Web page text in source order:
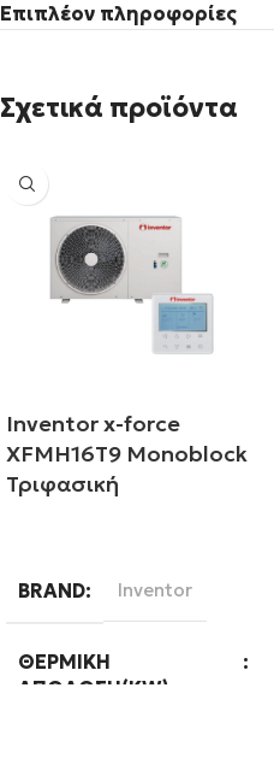
Επιπλέον πληροφορίες
Σχετικά προϊόντα
Inventor x-force
XFMH16T9 Monoblock
Τριφασική
BRAND Inventor
ΘΕΡΜΙΚΉ
ΑΠΌΔΟΣΗ(KW)